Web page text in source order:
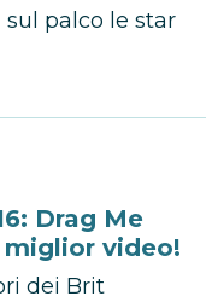
sul palco le star
Drag Me
video!
dei Brit